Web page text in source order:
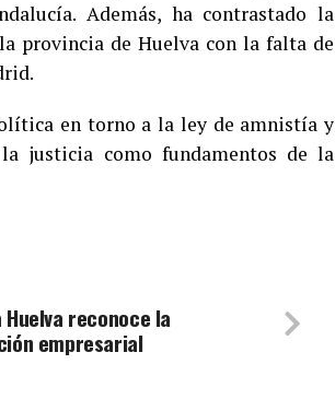
Además, ha contrastado la
provincia de Huelva con la falta de
en torno a la ley de amnistía y
justicia como fundamentos de la
Huelva reconoce la
empresarial